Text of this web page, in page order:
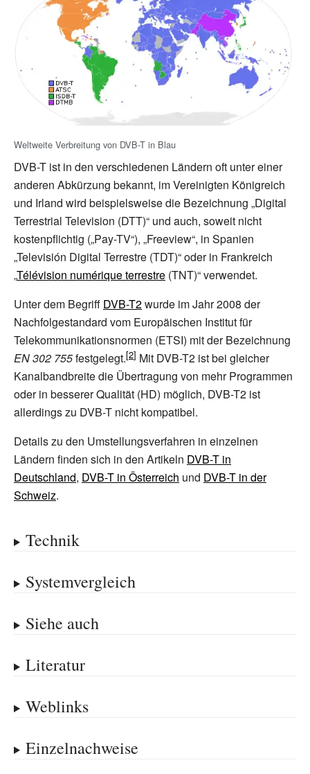
Weltweite Verbreitung von DVB-T in Blau
DVB-T ist in den verschiedenen Ländern oft unter einer
anderen Abkürzung bekannt, im Vereinigten Königreich
und Irland wird beispielsweise die Bezeichnung „Digital
Terrestrial Television (DTT)“ und auch, soweit nicht
kostenpflichtig („Pay-TV“), „Freeview“, in Spanien
„Televisión Digital Terrestre (TDT)“ oder in Frankreich
„Télévision numérique terrestre (TNT)“ verwendet.
Unter dem Begriff DVB-T2wurde im Jahr 2008 der
Nachfolgestandard vom Europäischen Institut für
Telekommunikationsnormen (ETSI) mit der Bezeichnung
EN 302 755festgelegt.
Mit DVB-T2 ist bei gleicher
Kanalbandbreite die Übertragung von mehr Programmen
oder in besserer Qualität (HD) möglich, DVB-T2 ist
allerdings zu DVB-T nicht kompatibel.
Details zu den Umstellungsverfahren in einzelnen
Ländern finden sich in den Artikeln DVB-T in
Deutschland, DVB-T in Österreich und DVB-T in der
Schweiz.
Technik
Systemvergleich
Siehe auch
Literatur
Weblinks
Einzelnachweise